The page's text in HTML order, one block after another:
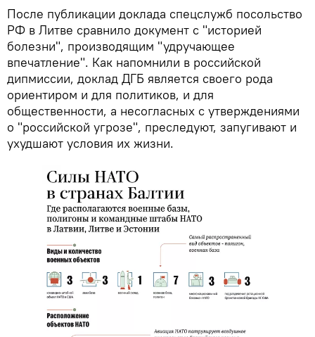
После публикации доклада спецслужб посольство
РФ в Литве сравнило документ с "историей
болезни", производящим "удручающее
впечатление". Как напомнили в российской
дипмиссии, доклад ДГБ является своего рода
ориентиром и для политиков, и для
общественности, а несогласных с утверждениями
о "российской угрозе", преследуют, запугивают и
ухудшают условия их жизни.